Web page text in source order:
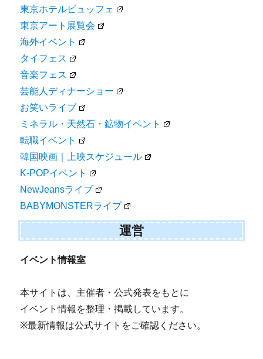
東京ホテルビュッフェ
東京アート展覧会
海外イベント
タイフェス
音楽フェス
芸能人ディナーショー
お笑いライブ
ミネラル・天然石・鉱物イベント
転職イベント
韓国映画｜上映スケジュール
K-POPイベント
NewJeansライブ
BABYMONSTERライブ
運営
イベント情報室
本サイトは、主催者・公式発表をもとに
イベント情報を整理・掲載しています。
※最新情報は公式サイトをご確認ください。